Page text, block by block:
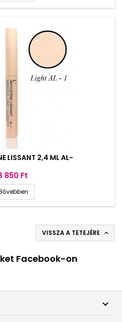
LISSANT 2,4 ML AL-
850 Ft
VISSZA A TETEJÉRE 
Facebook-on
